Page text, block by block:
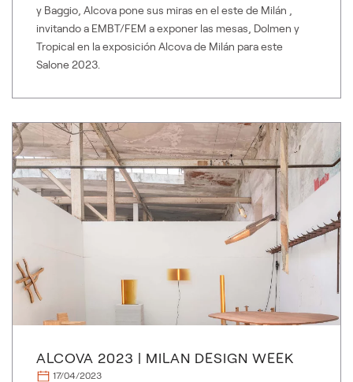
y Baggio, Alcova pone sus miras en el este de Milán ,
invitando a EMBT/FEM a exponer las mesas, Dolmen y
Tropical en la exposición Alcova de Milán para este
Salone 2023.
ALCOVA 2023 | MILAN DESIGN WEEK
17/04/2023